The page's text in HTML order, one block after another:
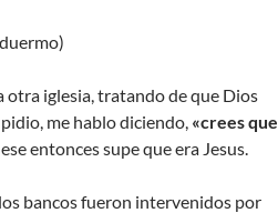
iglesia, tratando de que Dios
me hablo diciendo, «crees que
entonces supe que era Jesus.
bancos fueron intervenidos por